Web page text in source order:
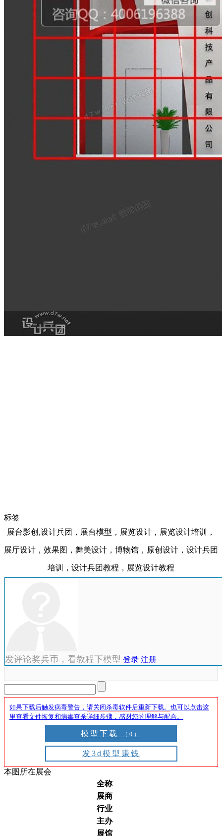
标签
展台影创,设计兵团，展台模型，展览设计，展览设计培训，
展厅设计，效果图，舞美设计，博物馆，原创设计，设计兵团
培训，设计兵团教程，展览设计教程
发评论奖兵币，看教程下模型 登录 注册
如果下载后触发病毒警告， 请关闭杀毒软件后重新下载。 也可以点击这
里查看文件恢复和病毒查杀详细步骤，感谢您的理解与配合。
模型下载 （0）
发3d模型赚钱
本图所在展会
全称
展商
行业
主办
展馆